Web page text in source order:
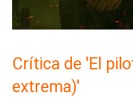
Crítica de 'El
extrema)'